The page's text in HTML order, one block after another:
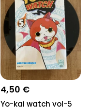
4,50 €
Yo-kai watch vol-5